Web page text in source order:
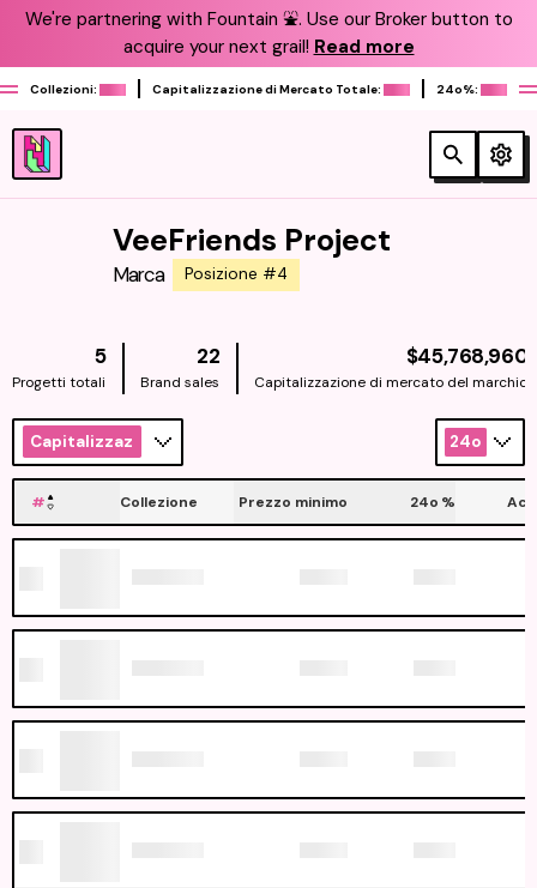
We're partnering with Fountain ⛲️. Use our Broker button to
acquire your next grail! Read more
Collezioni: Capitalizzazione di Mercato Totale: 24o%:
VeeFriends Project
Marca Posizione #4
5
Progetti totali
22
Brand sales
$45,768,960
Capitalizzazione di mercato del marchio
Capitalizzazione 24o
# Collezione Prezzo minimo 24o %